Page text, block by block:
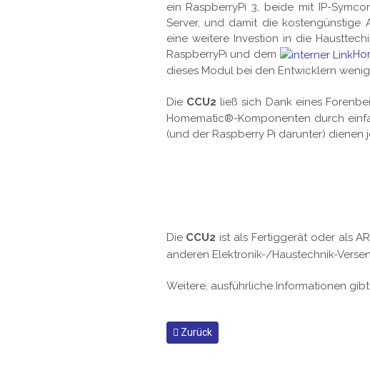
ein RaspberryPi 3, beide mit IP-
Server, und damit die
eine weitere Investion in die
RaspberryPi und dem
dieses Modul bei den Entwicklern
Die CCU2 ließ sich Dank eines
Homematic®-Komponenten durch
(und der Raspberry Pi darunter)
Die CCU2 ist als Fertiggerät oder als
anderen Elektronik-/Haustechnik-
Weitere, ausführliche Informationen
Vorheriger Beitrag: WIFFI-WZ 2.0 … der
Zurück